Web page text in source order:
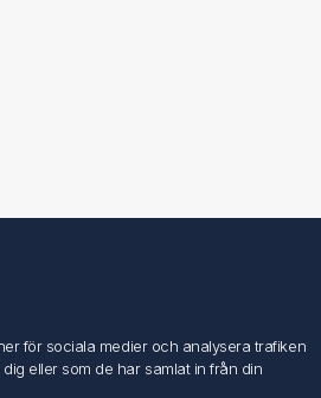
för sociala medier och analysera trafiken
eller som de har samlat in från din